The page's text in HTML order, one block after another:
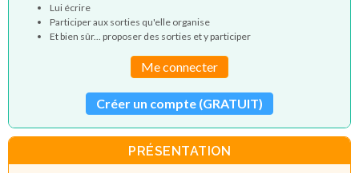
Lui écrire
Participer aux sorties qu'elle organise
Et bien sûr... proposer des sorties et y participer
Me connecter
Créer un compte (GRATUIT)
PRÉSENTATION